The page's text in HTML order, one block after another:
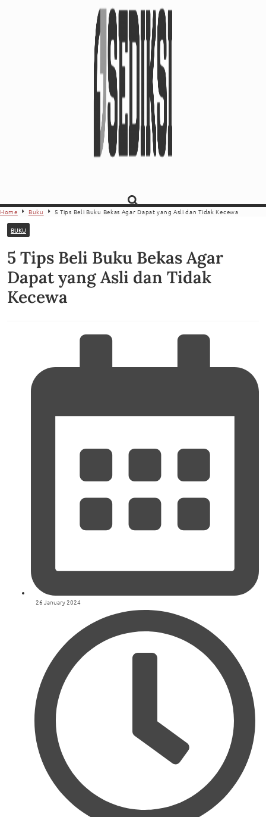
Home Buku 5 Tips Beli Buku Bekas Agar Dapat yang Asli dan Tidak Kecewa
BUKU
5 Tips Beli Buku Bekas Agar
Dapat yang Asli dan Tidak
Kecewa
26 January 2024